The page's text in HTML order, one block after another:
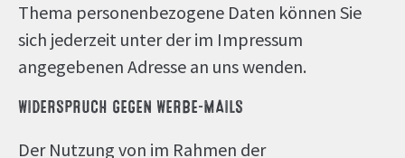
Thema personenbezogene Daten können Sie
sich jederzeit unter der im Impressum
angegebenen Adresse an uns wenden.
WIDERSPRUCH GEGEN WERBE-MAILS
Der Nutzung von im Rahmen der